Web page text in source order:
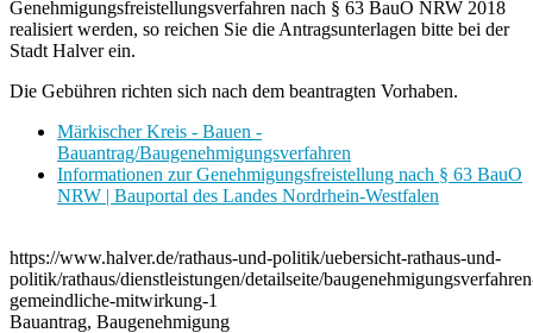
Genehmigungsfreistellungsverfahren nach § 63 BauO NRW 2018
realisiert werden, so reichen Sie die Antragsunterlagen bitte bei der
Stadt Halver ein.
Die Gebühren richten sich nach dem beantragten Vorhaben.
Märkischer Kreis - Bauen -
Bauantrag/Baugenehmigungsverfahren
Informationen zur Genehmigungsfreistellung nach § 63 BauO
NRW | Bauportal des Landes Nordrhein-Westfalen
https://www.halver.de/rathaus-und-politik/uebersicht-rathaus-und-
politik/rathaus/dienstleistungen/detailseite/
gemeindliche-mitwirkung-1
Bauantrag, Baugenehmigung